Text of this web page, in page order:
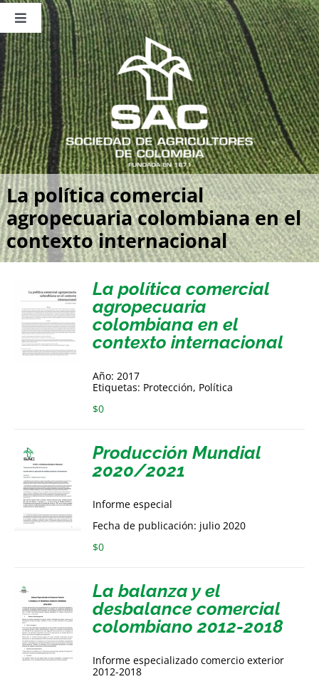
Saltar
contenido
Toggle
Navigation
Nosotros
Publicaciones
Sala de Prensa
Eventos
La política comercial
agropecuaria colombiana en el
contexto internacional
La política comercial
agropecuaria
colombiana en el
contexto internacional
Año: 2017
Etiquetas: Protección, Política
$0
Producción Mundial
2020/2021
Informe especial
Fecha de publicación: julio 2020
$0
La balanza y el
desbalance comercial
colombiano 2012-2018
Informe especializado comercio exterior
2012-2018